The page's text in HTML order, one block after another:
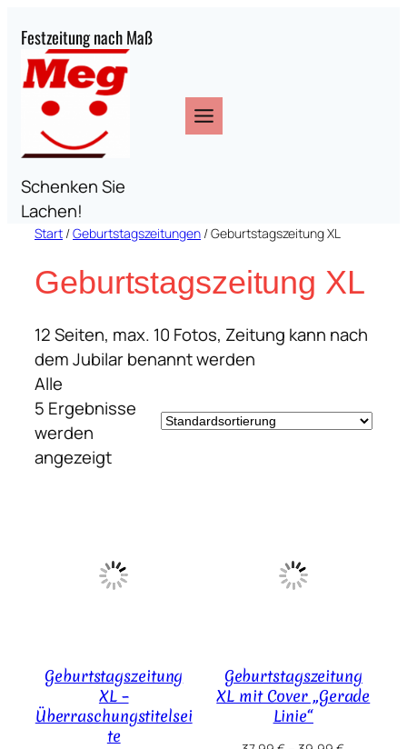
Inhalt
springen
Festzeitung nach Maß
Schenken Sie
Lachen!
Start /Geburtstagszeitungen / Geburtstagszeitung XL
Geburtstagszeitung XL
12 Seiten, max. 10 Fotos, Zeitung kann nach
dem Jubilar benannt werden
Alle
5 Ergebnisse
werden
angezeigt
Geburtstagszeitung
XL –
Überraschungstitelsei
te
Geburtstagszeitung
XL mit Cover „Gerade
Linie“